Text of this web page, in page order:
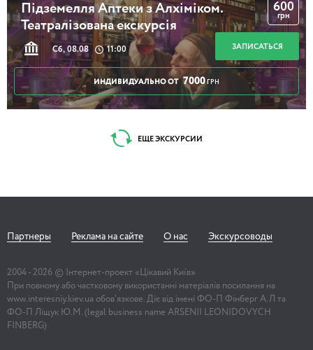
Підземелля Аптеки з Алхіміком.
Театралізована екскурсія
Сб, 08.08 11:00
600
грн
ЗАПИСАТЬСЯ
ИНДИВИДУАЛЬНО ОТ 7000 ГРН
ЕЩЕ ЭКСКУРСИИ
Партнеры Реклама на сайте О нас Экскурсоводы
2004 - 2026 © Інтернет-проект «Цікавий Київ»
При повному або частковому використанні матеріалів посилання на
www.interesniy.kiev.ua обов'язкове. Діє від імені ФО-П Фінберг А.Л та
ФО-П Ліщук Ю.М. (legal business name ARSENII LEONIDOVYCH
FINBERG)